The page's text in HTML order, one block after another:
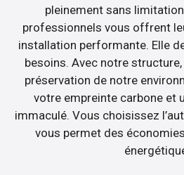
pleinement sans
professionnels vous offrent
installation performante. Elle
besoins. Avec notre
préservation de notre
votre empreinte carbone et
immaculé. Vous choisissez
vous permet des